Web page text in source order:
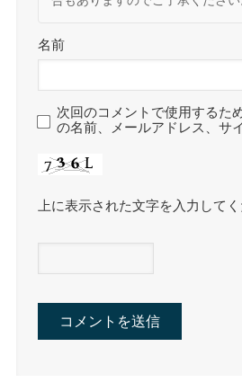
名前
次回のコメントで使用するた
の名前、メールアドレス、サ
上に表示された文字を入力してく